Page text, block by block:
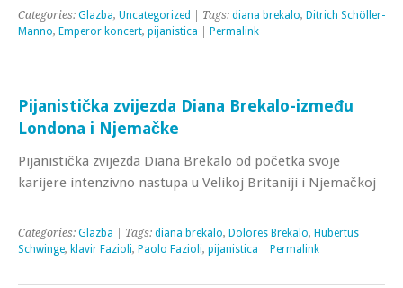
Categories: Glazba, Uncategorized | Tags: diana brekalo, Ditrich Schöller-
Manno, Emperor koncert, pijanistica Permalink
Pijanistička zvijezda Diana Brekalo-između
Londona i Njemačke
Pijanistička zvijezda Diana Brekalo od početka svoje
karijere intenzivno nastupa u Velikoj Britaniji i Njemačkoj
Categories: Glazba | Tags: diana brekalo, Dolores Brekalo, Hubertus
Schwinge, klavir Fazioli, Paolo Fazioli, pijanistica Permalink